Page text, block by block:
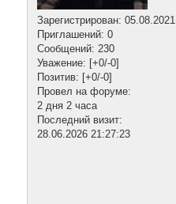
Зарегистрирован: 05.08.2021
Приглашений: 0
Сообщений: 230
Уважение: [+0/-0]
Позитив: [+0/-0]
Провел на форуме:
2 дня 2 часа
Последний визит:
28.06.2026 21:27:23